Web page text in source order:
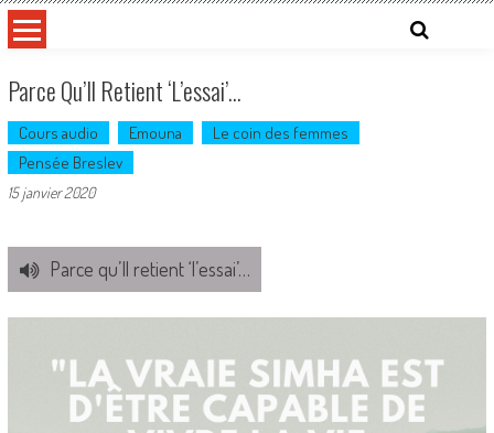
Parce Qu’Il Retient ‘l’essai’…
Cours audio Emouna
Le coin des femmes
Pensée Breslev
15 janvier 2020
Parce qu’Il retient ‘l’essai’…